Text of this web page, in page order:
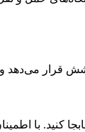
قرار می‌دهد
کنید. با